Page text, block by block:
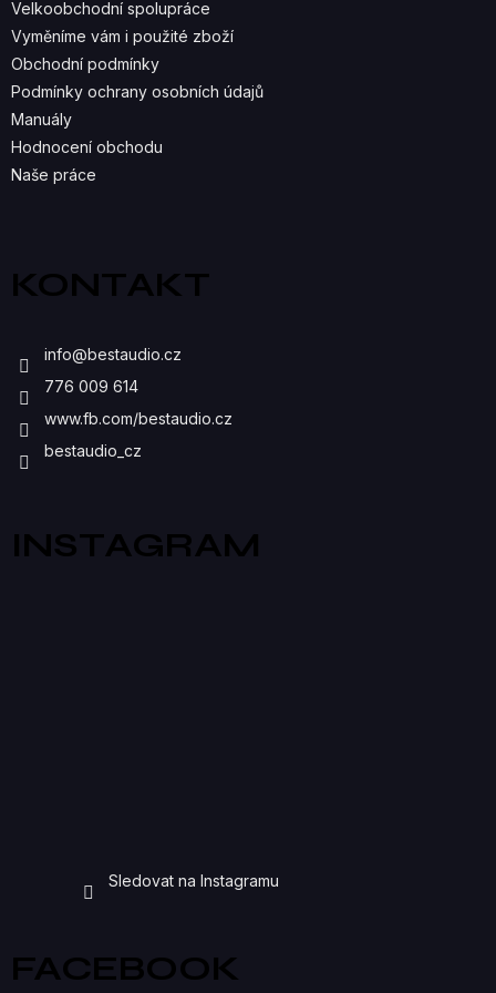
R
V
Velkoobchodní spolupráce
Vyměníme vám i použité zboží
Obchodní podmínky
Podmínky ochrany osobních údajů
Manuály
Hodnocení obchodu
Naše práce
KONTAKT
info@bestaudio.cz
776 009 614
www.fb.com/bestaudio.cz
bestaudio_cz
INSTAGRAM
Sledovat na Instagramu
FACEBOOK